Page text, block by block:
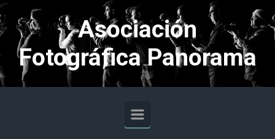
Saltar al contenido principal
Asociación
Fotográfica Panorama